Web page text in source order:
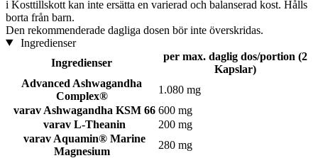
i Kosttillskott kan inte ersätta en varierad och balanserad kost. Hålls
borta från barn.
Den rekommenderade dagliga dosen bör inte överskridas.
Ingredienser
Ingredienser
per max. daglig dos/portion (2
Kapslar)
Advanced Ashwagandha
Complex®
1.080 mg
varav Ashwagandha KSM 66 600 mg
varav L-Theanin
200 mg
varav Aquamin® Marine
Magnesium
280 mg